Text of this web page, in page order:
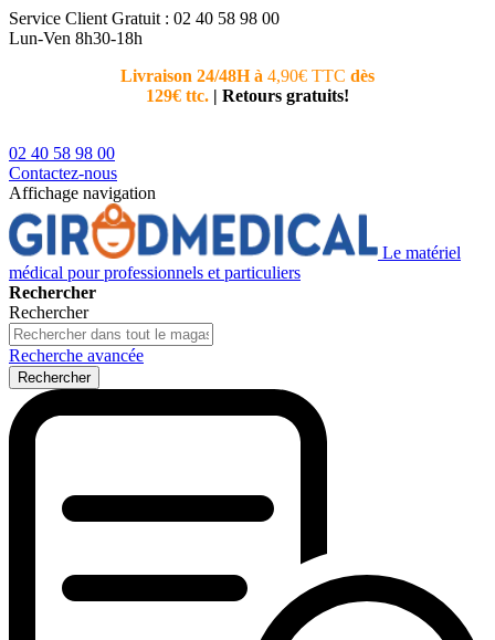
Service Client Gratuit : 02 40 58 98 00
Lun-Ven 8h30-18h
Livraison 24/48H à 4,90€ TTC dès
129€ ttc. | Retours gratuits!
02 40 58 98 00
Contactez-nous
Affichage navigation
Le matériel
médical pour professionnels et particuliers
Rechercher
Rechercher
Recherche avancée
Rechercher